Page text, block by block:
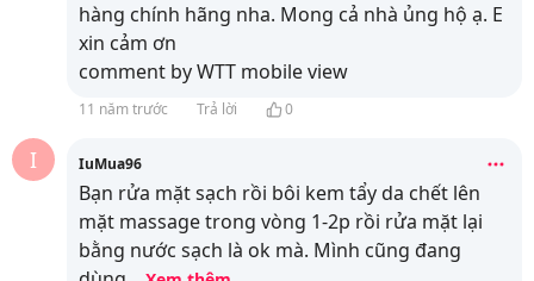
hàng chính hãng nha. Mong cả nhà ủng hộ ạ. E
xin cảm ơn
comment by WTT mobile view
11 năm trước Trả lời 0
I IuMua96
Bạn rửa mặt sạch rồi bôi kem tẩy da chết lên
mặt massage trong vòng 1-2p rồi rửa mặt lại
bằng nước sạch là ok mà. Mình cũng đang